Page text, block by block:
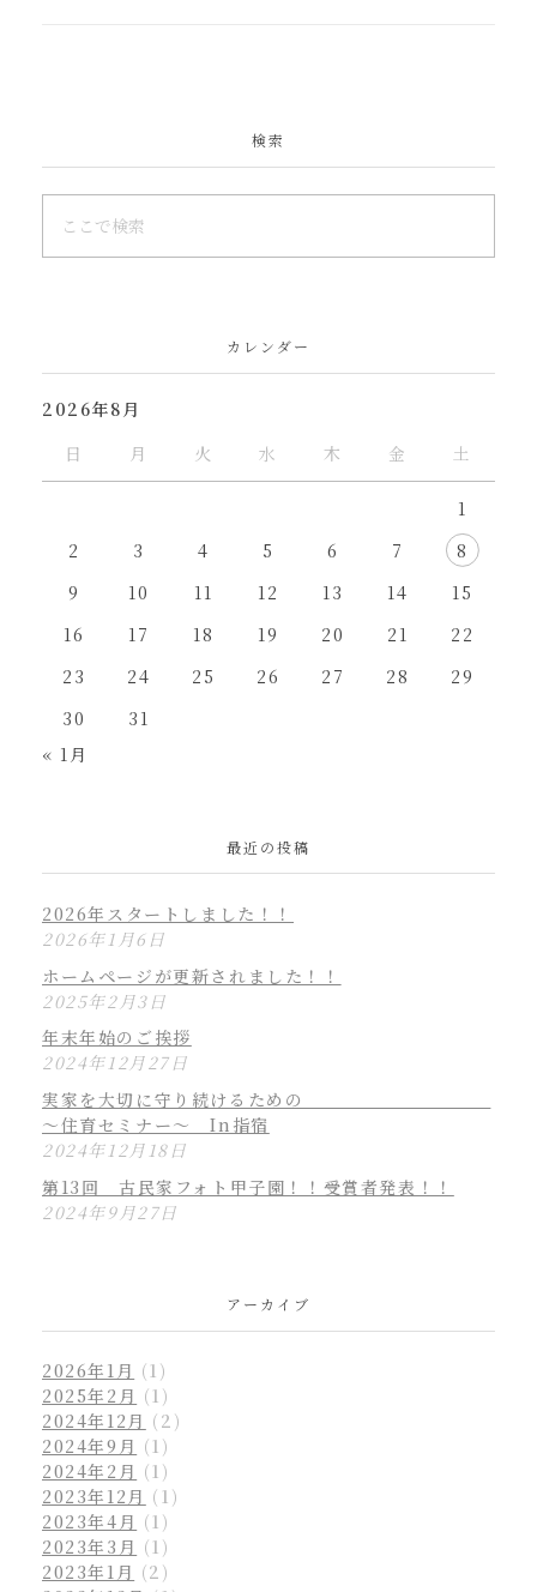
検索
カレンダー
2026年8月
日
月 火 水 木 金 土
1
2
3 4 5 6 7
8
9
10 11 12 13 14
15
16
17 18 19 20 21
22
23
24 25 26 27 28
29
30
31
« 1月
最近の投稿
2026年スタートしました！！
2026年1月6日
ホームページが更新されました！！
2025年2月3日
年末年始のご挨拶
2024年12月27日
実家を大切に守り続けるための
～住育セミナー～ In指宿
2024年12月18日
第13回 古民家フォト甲子園！！受賞者発表！！
2024年9月27日
アーカイブ
2026年1月 (1)
2025年2月 (1)
2024年12月 (2)
2024年9月 (1)
2024年2月 (1)
2023年12月 (1)
2023年4月 (1)
2023年3月 (1)
2023年1月 (2)